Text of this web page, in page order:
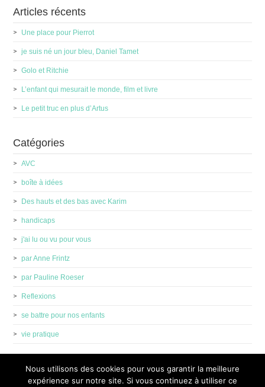
Articles récents
Une place pour Pierrot
je suis né un jour bleu, Daniel Tamet
Golo et Ritchie
L’enfant qui mesurait le monde, film et livre
Le petit truc en plus d’Artus
Catégories
AVC
boîte à idées
Des hauts et des bas avec Karim
handicaps
j'ai lu ou vu pour vous
par Anne Frintz
par Pauline Roeser
Reflexions
se battre pour nos enfants
vie pratique
Nous utilisons des cookies pour vous garantir la meilleure
expérience sur notre site. Si vous continuez à utiliser ce